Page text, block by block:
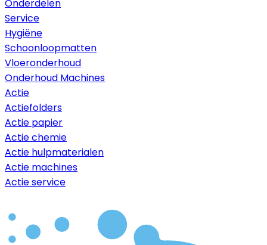
Onderdelen
Service
Hygiëne
Schoonloopmatten
Vloeronderhoud
Onderhoud Machines
Actie
Actiefolders
Actie papier
Actie chemie
Actie hulpmaterialen
Actie machines
Actie service